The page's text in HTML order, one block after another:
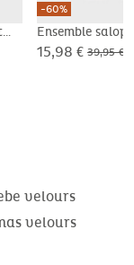
-60%
Ensemble
denim et t-shirt
15,98 € 39,95 €
velours
velours